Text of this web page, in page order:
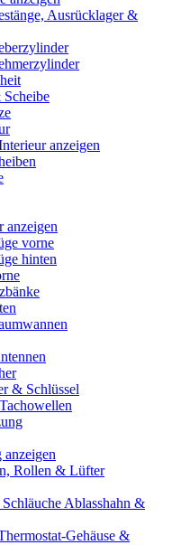
Ausrücklager &
anzeigen
anzeigen
vorne
hinten
& Schlüssel
Rollen & Lüfter
Ablasshahn &
Gehäuse &